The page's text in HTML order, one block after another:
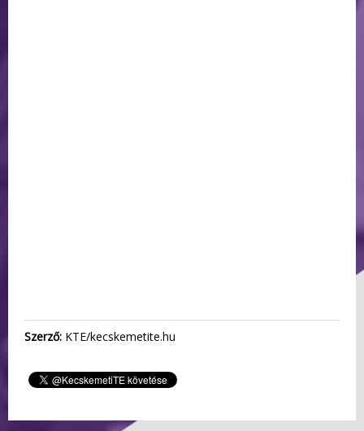
Szerző: KTE/kecskemetite.hu